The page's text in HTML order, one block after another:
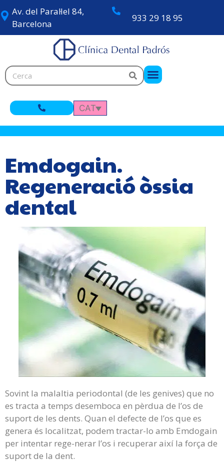
Av. del Paral·lel 84,
Barcelona
933 29 18 95
CAT
Emdogain.
Regeneració òssia
dental
Sovint la malaltia periodontal (de les genives) que no
es tracta a temps desemboca en pèrdua de l’os de
suport de les dents. Quan el defecte de l’os que es
genera és localitzat, podem tractar-lo amb Emdogain
per intentar rege-nerar l’os i recuperar així la força de
suport de la dent.